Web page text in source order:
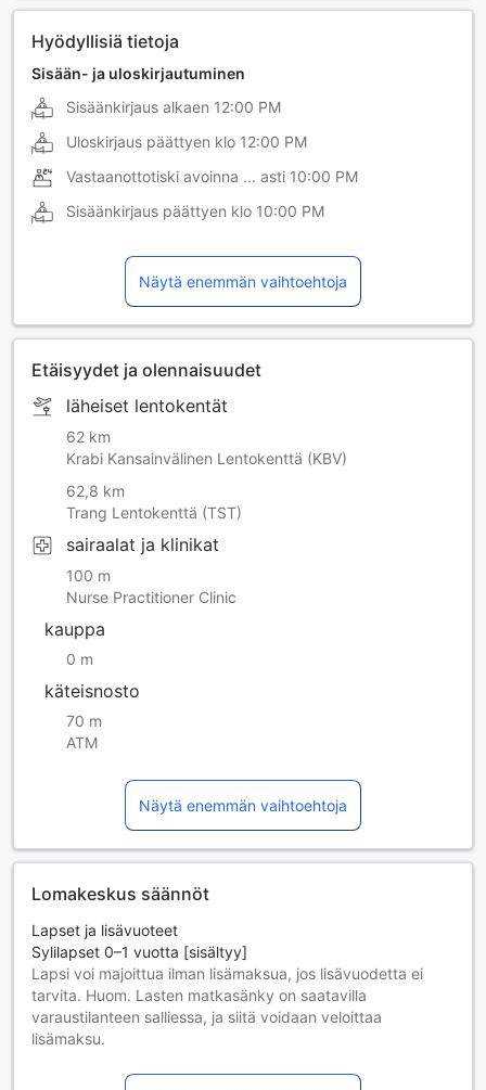
Hyödyllisiä tietoja
Sisään- ja uloskirjautuminen
Sisäänkirjaus alkaen 12:00 PM
Uloskirjaus päättyen klo 12:00 PM
Vastaanottotiski avoinna ... asti 10:00 PM
Sisäänkirjaus päättyen klo 10:00 PM
Näytä enemmän vaihtoehtoja
Etäisyydet ja olennaisuudet
läheiset lentokentät
62 km
Krabi Kansainvälinen Lentokenttä (KBV)
62,8 km
Trang Lentokenttä (TST)
sairaalat ja klinikat
100 m
Nurse Practitioner Clinic
kauppa
0 m
käteisnosto
70 m
ATM
Näytä enemmän vaihtoehtoja
Lomakeskus säännöt
Lapset ja lisävuoteet
Sylilapset 0–1 vuotta [sisältyy]
Lapsi voi majoittua ilman lisämaksua, jos lisävuodetta ei
tarvita. Huom. Lasten matkasänky on saatavilla
varaustilanteen salliessa, ja siitä voidaan veloittaa
lisämaksu.
Lapsi majoittuu ilmaiseksi, jos nukkuu jo olemassa olevilla